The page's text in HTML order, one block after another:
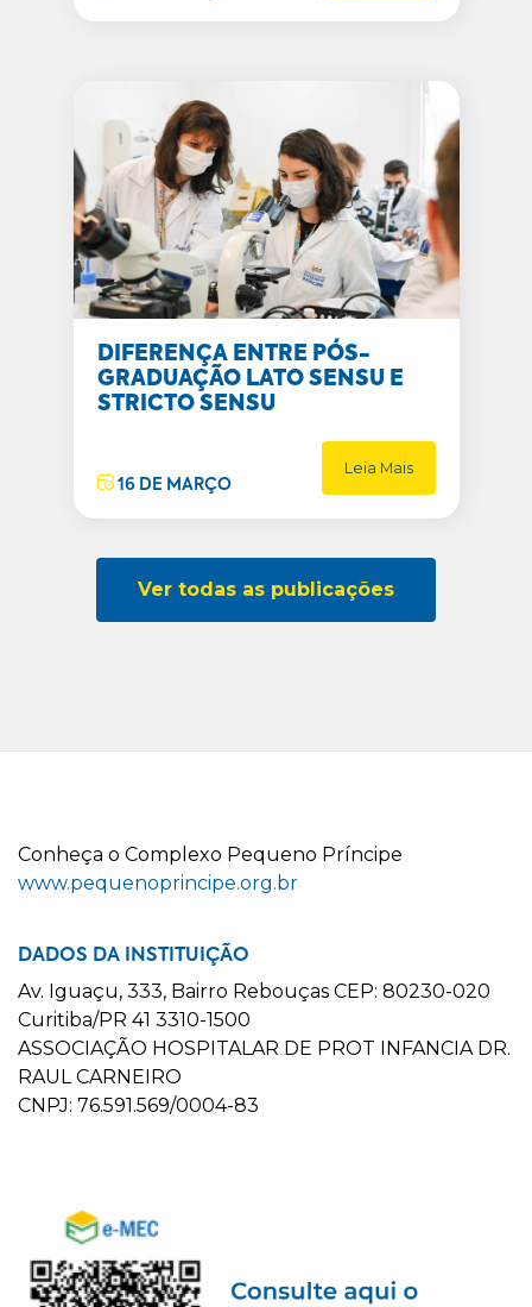
DIFERENÇA ENTRE PÓS-
GRADUAÇÃO LATO SENSU E
STRICTO SENSU
16 DE MARÇO
Leia Mais
Ver todas as publicações
Conheça o Complexo Pequeno Príncipe
www.pequenoprincipe.org.br
DADOS DA INSTITUIÇÃO
Av. Iguaçu, 333, Bairro Rebouças CEP: 80230-020
Curitiba/PR 41 3310-1500
ASSOCIAÇÃO HOSPITALAR DE PROT INFANCIA DR.
RAUL CARNEIRO
CNPJ: 76.591.569/0004-83